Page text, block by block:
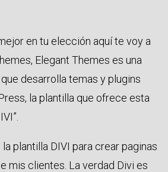
en tu elección aquí te voy a
Elegant Themes es una
desarrolla temas y plugins
la plantilla que ofrece esta
plantilla DIVI para crear paginas
mis clientes. La verdad Divi es